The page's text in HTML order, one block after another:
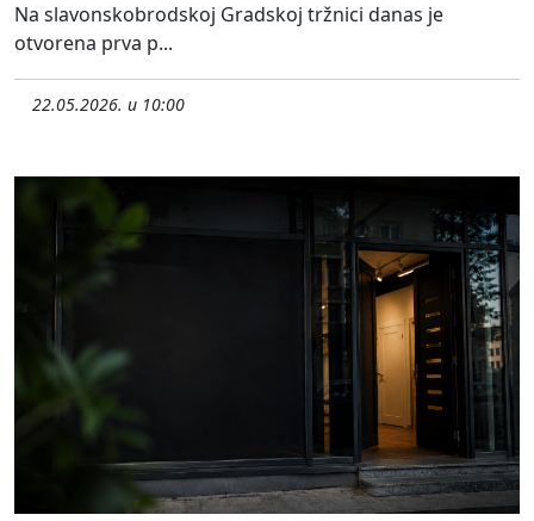
Na slavonskobrodskoj Gradskoj tržnici danas je
otvorena prva p...
22.05.2026. u 10:00